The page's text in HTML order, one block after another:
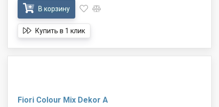
В корзину
Купить в 1 клик
Fiori Colour Mix Dekor A